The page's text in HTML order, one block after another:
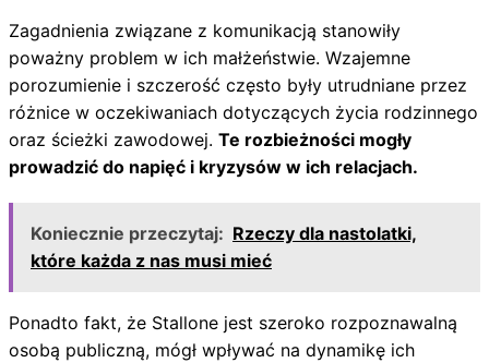
Zagadnienia związane z komunikacją stanowiły
poważny problem w ich małżeństwie. Wzajemne
porozumienie i szczerość często były utrudniane przez
różnice w oczekiwaniach dotyczących życia rodzinnego
oraz ścieżki zawodowej. Te rozbieżności mogły
prowadzić do napięć i kryzysów w ich relacjach.
Koniecznie przeczytaj: Rzeczy dla nastolatki,
które każda z nas musi mieć
Ponadto fakt, że Stallone jest szeroko rozpoznawalną
osobą publiczną, mógł wpływać na dynamikę ich